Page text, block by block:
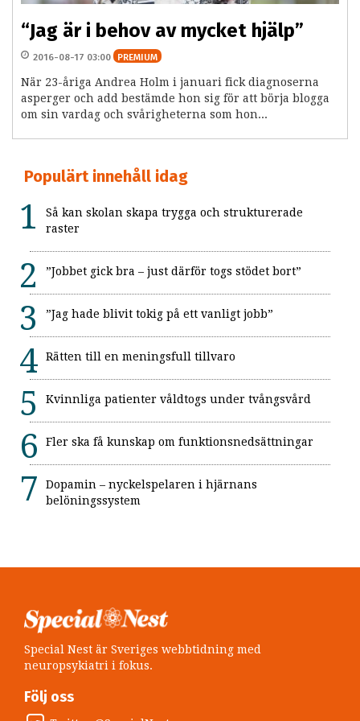
“Jag är i behov av mycket hjälp”
2016-08-17 03:00 PREMIUM
När 23-åriga Andrea Holm i januari fick diagnoserna
asperger och add bestämde hon sig för att börja blogga
om sin vardag och svårigheterna som hon...
Populärt innehåll idag
Så kan skolan skapa trygga och strukturerade
raster
”Jobbet gick bra – just därför togs stödet bort”
”Jag hade blivit tokig på ett vanligt jobb”
Rätten till en meningsfull tillvaro
Kvinnliga patienter våldtogs under tvångsvård
Fler ska få kunskap om funktionsnedsättningar
Dopamin – nyckelspelaren i hjärnans
belöningssystem
Special Nest är Sveriges webbtidning med
neuropsykiatri i fokus.
Följ oss